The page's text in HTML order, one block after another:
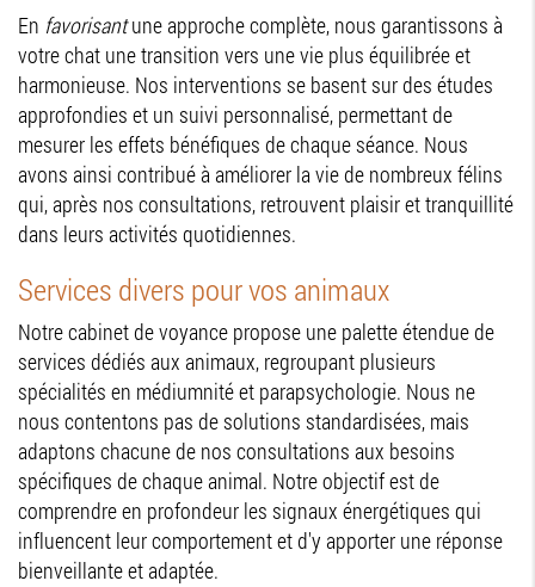
En favorisantune approche complète, nous garantissons à
votre chat une transition vers une vie plus équilibrée et
harmonieuse. Nos interventions se basent sur des études
approfondies et un suivi personnalisé, permettant de
mesurer les effets bénéfiques de chaque séance. Nous
avons ainsi contribué à améliorer la vie de nombreux félins
qui, après nos consultations, retrouvent plaisir et tranquillité
dans leurs activités quotidiennes.
Services divers pour vos animaux
Notre cabinet de voyance propose une palette étendue de
services dédiés aux animaux, regroupant plusieurs
spécialités en médiumnité et parapsychologie. Nous ne
nous contentons pas de solutions standardisées, mais
adaptons chacune de nos consultations aux besoins
spécifiques de chaque animal. Notre objectif est de
comprendre en profondeur les signaux énergétiques qui
influencent leur comportement et d'y apporter une réponse
bienveillante et adaptée.